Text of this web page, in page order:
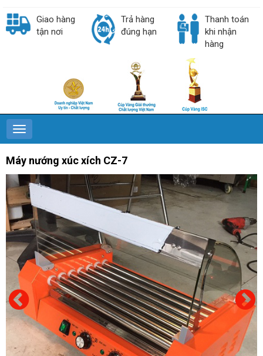
Giao hàng
tận nơi
Trả hàng
đúng hạn
Thanh toán
khi nhận
hàng
Máy nướng xúc xích CZ-7